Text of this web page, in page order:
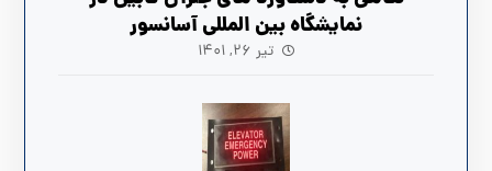
نمایشگاه بین المللی آسانسور
تیر ۲۶, ۱۴۰۱